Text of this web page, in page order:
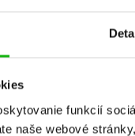
funkcií
naše webové